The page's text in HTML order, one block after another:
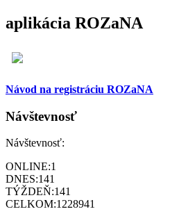
aplikácia ROZaNA
Návod na registráciu ROZaNA
Návštevnosť
Návštevnosť:
ONLINE:1
DNES:141
TÝŽDEŇ:141
CELKOM:1228941